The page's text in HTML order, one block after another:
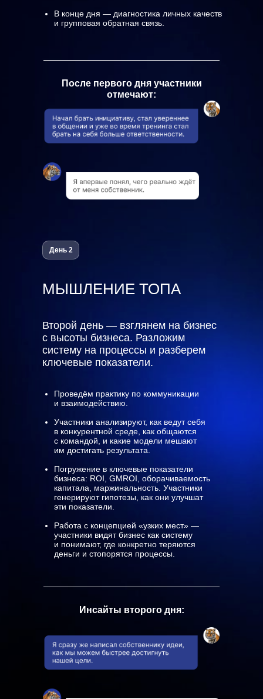
Инсайты второго дня:
День 2
МЫШЛЕНИЕ ТОПА
Проведём практику по коммуникации
и взаимодействию.
Участники анализируют, как ведут себя
в конкурентной среде, как общаются
с командой, и какие модели мешают
им достигать результата.
Погружение в ключевые показатели
бизнеса: ROI, GMROI, оборачиваемость
капитала, маржинальность. Участники
генерируют гипотезы, как они улучшат
эти показатели.
Работа с концепцией «узких мест» —
участники видят бизнес как систему
и понимают, где конкретно теряются
деньги и стопорятся процессы.
Второй день — взглянем на бизнес
с высоты бизнеса. Разложим
систему на процессы и разберем
ключевые показатели.
После первого дня участники
отмечают:
В конце дня — диагностика личных качеств
и групповая обратная связь.